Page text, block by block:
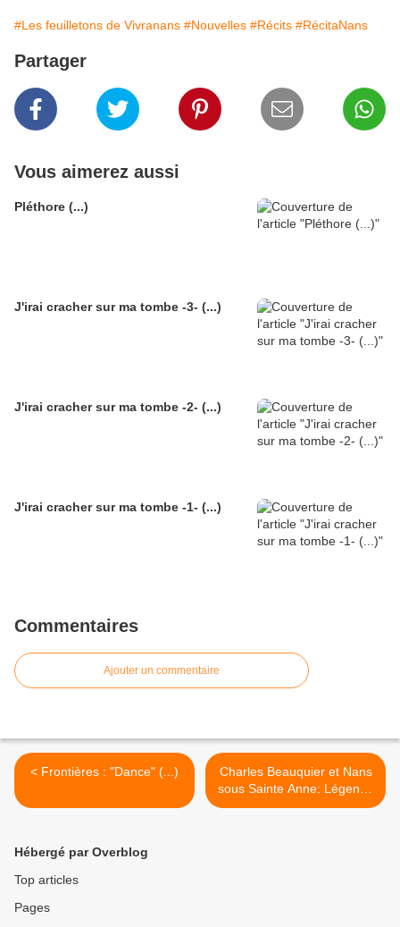
#Les feuilletons de Vivranans #Nouvelles #Récits #RécitaNans
Partager
Vous aimerez aussi
Pléthore (...)
J'irai cracher sur ma tombe -3- (...)
J'irai cracher sur ma tombe -2- (...)
J'irai cracher sur ma tombe -1- (...)
Commentaires
Ajouter un commentaire
< Frontières : "Dance" (...)
Charles Beauquier et Nans
sous Sainte Anne: Légende
ou Réalité (1)... >
Hébergé par Overblog
Top articles
Pages